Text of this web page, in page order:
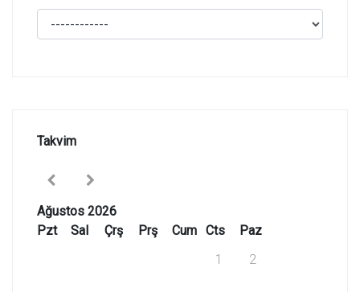
Takvim
Ağustos 2026
Pzt
Sal Çrş Prş Cum Cts
Paz
1
2